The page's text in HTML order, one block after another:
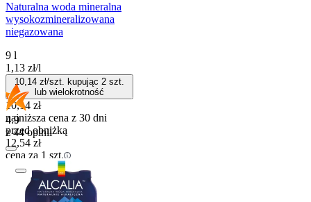
Naturalna woda mineralna
wysokozmineralizowana
niegazowana
9 l
1,13 zł/l
10,14 zł/szt. kupując 2 szt.
lub wielokrotność
10,14 zł
najniższa cena z 30 dni
przed obniżką
12,54 zł
cena za 1 szt.
Kaucja: + 3,00 zł
Do koszyka
4.9
z 44 opinii